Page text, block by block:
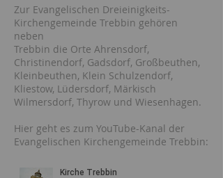
Zur Evangelischen Dreieinigkeits-
Kirchengemeinde Trebbin gehören
neben
Trebbin die Orte Ahrensdorf,
Christinendorf, Gadsdorf, Großbeuthen,
Kleinbeuthen, Klein Schulzendorf,
Kliestow, Lüdersdorf, Märkisch
Wilmersdorf, Thyrow und Wiesenhagen.
Hier geht es zum YouTube-Kanal der
Evangelischen Kirchengemeinde Trebbin: